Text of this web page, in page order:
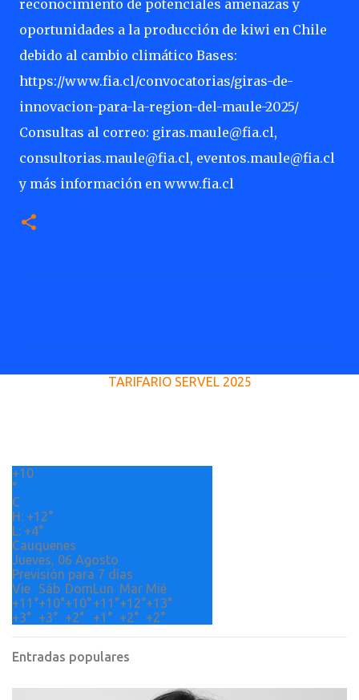
reconocimiento de potenciales amenazas y
oportunidades a la producción de kiwi en Chile
debido al cambio climático Bases:
https://www.fia.cl/convocatorias/giras-de-
innovacion-para-la-region-del-maule-2025/
Consultas al correo: giras.maule@fia.cl,
consultorias.maule@fia.cl, eventos.maule@fia.cl
y más información en www.fia.cl
i
s
TARIFARIO SERVEL 2025
+10
°
C
H: +12°
L: +4°
Cauquenes
Jueves, 06 Agosto
Previsión para 7 días
Vie
Sáb DomLun Mar Mié
+11°+10°+10°+11°+12°+13°
+3° +3° +2° +1° +2° +2°
Entradas populares